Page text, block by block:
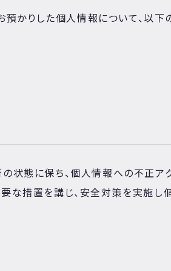
かりした個人情報について、以下
態に保ち、個人情報への不正ア
な措置を講じ、安全対策を実施し